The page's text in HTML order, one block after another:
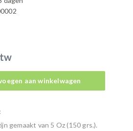
aan winkelwagen
gemaakt van 5 Oz (150 grs.).